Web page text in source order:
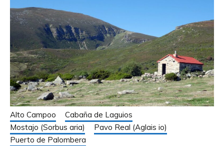
Alto Campoo
Cabaña de Laguios
Mostajo (Sorbus aria)
Pavo Real (Aglais io)
Puerto de Palombera